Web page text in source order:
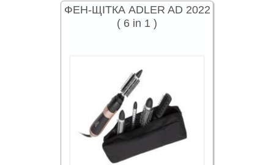
ФЕН-ЩІТКА ADLER AD 2022
( 6 in 1 )